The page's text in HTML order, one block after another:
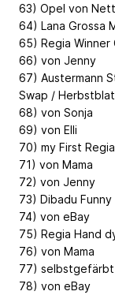
63) Opel von
64) Lana Grossa
65) Regia Winner
66) von Jenny
67) Austermann
Swap /
68) von Sonja
69) von Elli
70) my First
71) von Mama
72) von Jenny
73) Dibadu
74) von eBay
75) Regia Hand
76) von Mama
77) selbstgefärbt
78) von eBay